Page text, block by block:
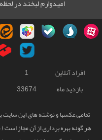
امیدوارم لبخند در
افراد آنلاین 1
بازدید ماه
33674
تمامی عکسها و نوشته های این سایت
هر گونه بهره برداری از آن مجاز